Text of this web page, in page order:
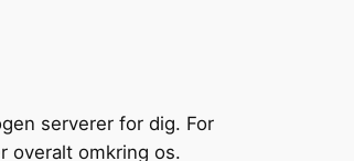
serverer for dig. For
overalt omkring os.